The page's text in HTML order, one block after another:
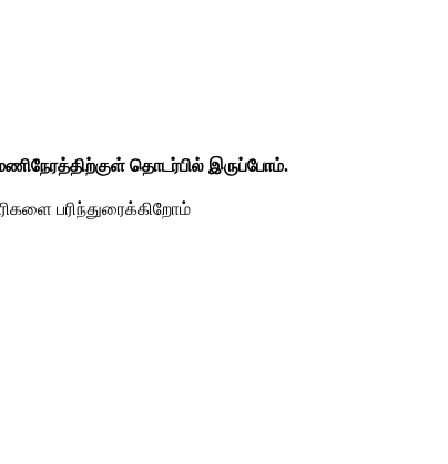
தொடர்பில் இருப்போம்.
பரிந்துரைக்கிறோம்